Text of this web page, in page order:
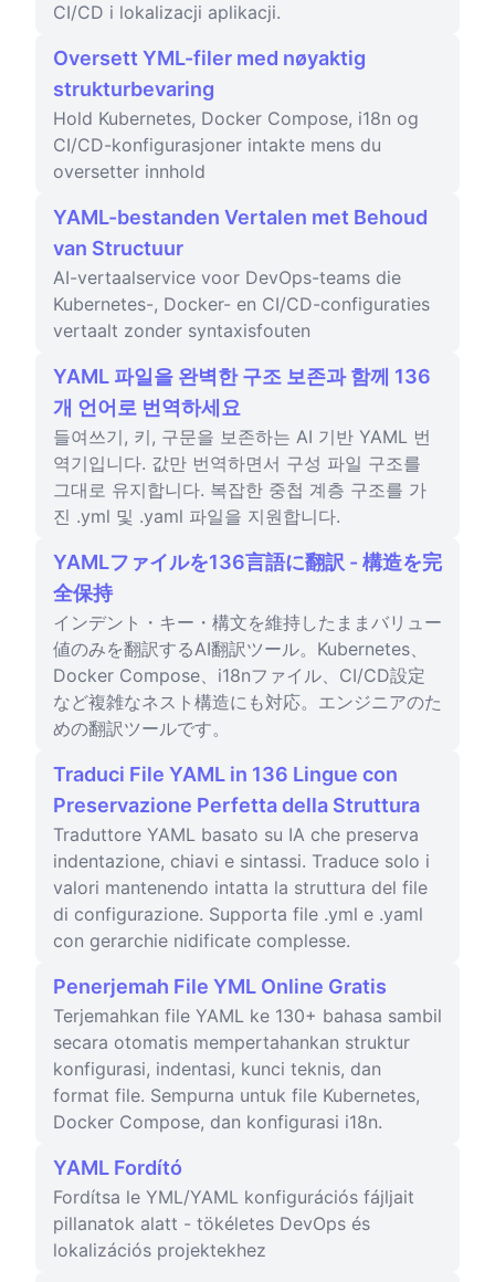
CI/CD i lokalizacji aplikacji.
Oversett YML-filer med nøyaktig
strukturbevaring
Hold Kubernetes, Docker Compose, i18n og
CI/CD-konfigurasjoner intakte mens du
oversetter innhold
YAML-bestanden Vertalen met Behoud
van Structuur
AI-vertaalservice voor DevOps-teams die
Kubernetes-, Docker- en CI/CD-configuraties
vertaalt zonder syntaxisfouten
YAML 파일을 완벽한 구조 보존과 함께 136
개 언어로 번역하세요
들여쓰기, 키, 구문을 보존하는 AI 기반 YAML 번
역기입니다. 값만 번역하면서 구성 파일 구조를
그대로 유지합니다. 복잡한 중첩 계층 구조를 가
진 .yml 및 .yaml 파일을 지원합니다.
YAMLファイルを136言語に翻訳 - 構造を完
全保持
インデント・キー・構文を維持したままバリュー
値のみを翻訳するAI翻訳ツール。Kubernetes、
Docker Compose、i18nファイル、CI/CD設定
など複雑なネスト構造にも対応。エンジニアのた
めの翻訳ツールです。
Traduci File YAML in 136 Lingue con
Preservazione Perfetta della Struttura
Traduttore YAML basato su IA che preserva
indentazione, chiavi e sintassi. Traduce solo i
valori mantenendo intatta la struttura del file
di configurazione. Supporta file .yml e .yaml
con gerarchie nidificate complesse.
Penerjemah File YML Online Gratis
Terjemahkan file YAML ke 130+ bahasa sambil
secara otomatis mempertahankan struktur
konfigurasi, indentasi, kunci teknis, dan
format file. Sempurna untuk file Kubernetes,
Docker Compose, dan konfigurasi i18n.
YAML Fordító
Fordítsa le YML/YAML konfigurációs fájljait
pillanatok alatt - tökéletes DevOps és
lokalizációs projektekhez